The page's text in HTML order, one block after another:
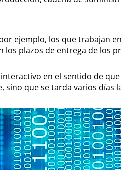
ejemplo, los que trabajan
plazos de entrega de los
interactivo en el sentido de
sino que se tarda varios días